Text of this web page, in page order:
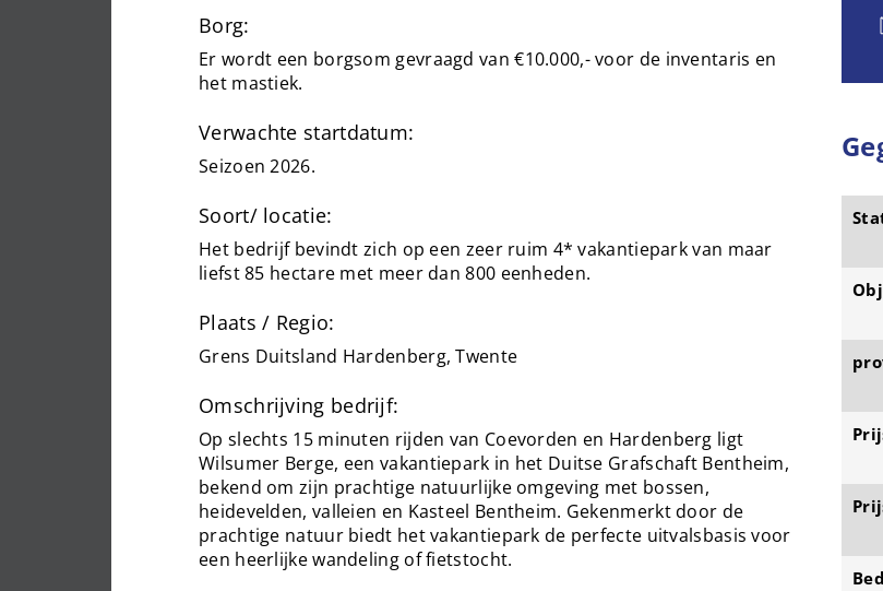
Borg:
Er wordt een borgsom gevraagd van €10.000,- voor de inventaris en
het mastiek.
Verwachte startdatum:
Seizoen 2026.
Soort/ locatie:
Het bedrijf bevindt zich op een zeer ruim 4* vakantiepark van maar
liefst 85 hectare met meer dan 800 eenheden.
Plaats / Regio:
Grens Duitsland Hardenberg, Twente
Omschrijving bedrijf:
Op slechts 15 minuten rijden van Coevorden en Hardenberg ligt
Wilsumer Berge, een vakantiepark in het Duitse Grafschaft Bentheim,
bekend om zijn prachtige natuurlijke omgeving met bossen,
heidevelden, valleien en Kasteel Bentheim. Gekenmerkt door de
prachtige natuur biedt het vakantiepark de perfecte uitvalsbasis voor
een heerlijke wandeling of fietstocht.